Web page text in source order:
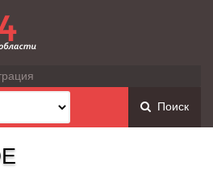
Поиск